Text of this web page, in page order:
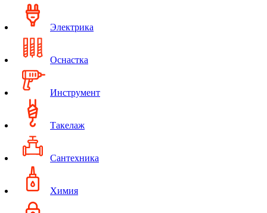
Электрика
Оснастка
Инструмент
Такелаж
Сантехника
Химия